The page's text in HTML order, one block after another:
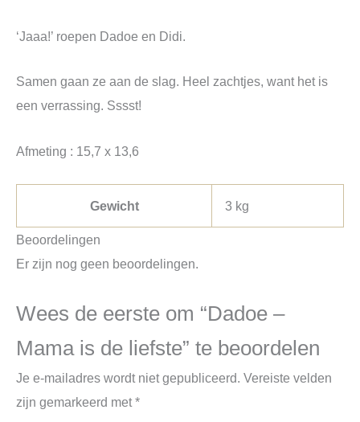
‘Jaaa!’ roepen Dadoe en Didi.
Samen gaan ze aan de slag. Heel zachtjes, want het is
een verrassing. Sssst!
Afmeting : 15,7 x 13,6
Gewicht 3 kg
Beoordelingen
Er zijn nog geen beoordelingen.
Wees de eerste om “Dadoe –
Mama is de liefste” te beoordelen
Je e-mailadres wordt niet gepubliceerd. Vereiste velden
zijn gemarkeerd met*